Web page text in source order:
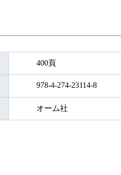
400頁
978-4-274-23114-8
オーム社